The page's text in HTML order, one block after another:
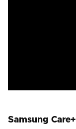
Samsung